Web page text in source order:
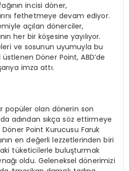
incisi döner,
fethetmeye devam ediyor.
açılan dönerciler,
her bir köşesine yayılıyor.
ve sosunun uyumuyla bu
Döner Point, ABD’de
imza attı.
popüler olan dönerin son
adından sıkça söz ettirmeye
Döner Point Kurucusu Faruk
en değerli lezzetlerinden biri
tüketicilerle buluşturmak
oldu. Geleneksel dönerimizi